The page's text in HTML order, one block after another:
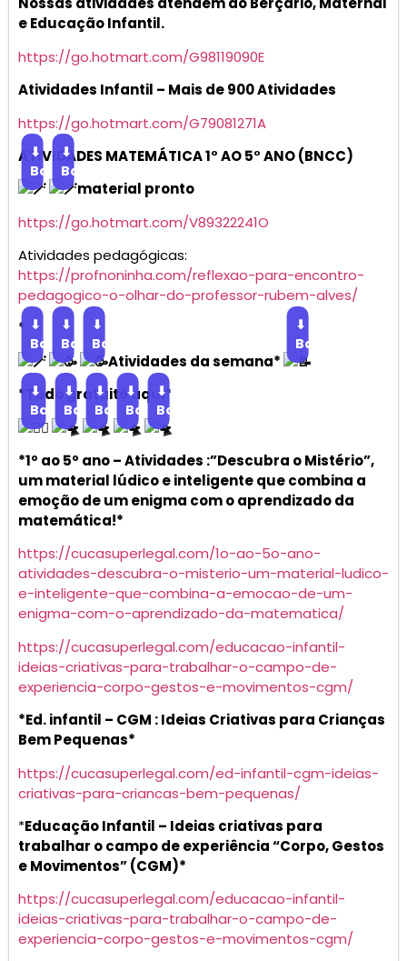
e Educação Infantil.
https://go.hotmart.com/G98119090E
Atividades Infantil – Mais de 900 Atividades
https://go.hotmart.com/G79081271A
ATIVIDADES MATEMÁTICA 1° AO 5° ANO (BNCC)
⬇
Baixar
⬇
Baixar
material pronto
https://go.hotmart.com/V89322241O
Atividades pedagógicas:
https://profnoninha.com/reflexao-para-encontro-
pedagogico-o-olhar-do-professor-rubem-alves/
* ⬇
Baixar
⬇
Baixar
⬇
Baixar
Atividades da semana*
⬇
Baixar
*Tudo gratuito aqui*
⬇
Baixar
⬇
Baixar
⬇
Baixar
⬇
Baixar
⬇
Baixar
*1º ao 5º ano – Atividades :”Descubra o Mistério”,
um material lúdico e inteligente que combina a
emoção de um enigma com o aprendizado da
matemática!*
https://cucasuperlegal.com/1o-ao-5o-ano-
atividades-descubra-o-misterio-um-material-ludico-
e-inteligente-que-combina-a-emocao-de-um-
enigma-com-o-aprendizado-da-matematica/
https://cucasuperlegal.com/educacao-infantil-
ideias-criativas-para-trabalhar-o-campo-de-
experiencia-corpo-gestos-e-movimentos-cgm/
*Ed. infantil – CGM : Ideias Criativas para Crianças
Bem Pequenas*
https://cucasuperlegal.com/ed-infantil-cgm-ideias-
criativas-para-criancas-bem-pequenas/
*Educação Infantil – Ideias criativas para
trabalhar o campo de experiência “Corpo, Gestos
e Movimentos” (CGM)*
https://cucasuperlegal.com/educacao-infantil-
ideias-criativas-para-trabalhar-o-campo-de-
experiencia-corpo-gestos-e-movimentos-cgm/